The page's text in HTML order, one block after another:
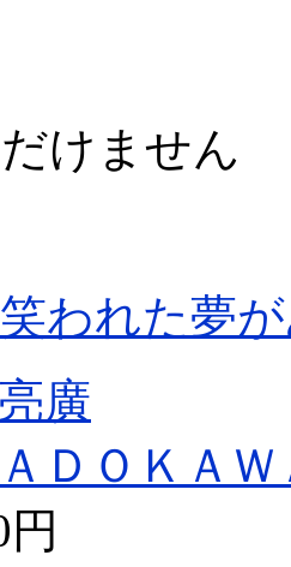
けません
われた夢
廣
ＤＯＫＡＷ